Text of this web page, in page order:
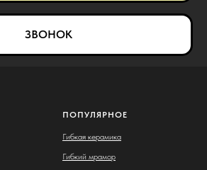
ЗВОНОК
ПОПУЛЯРНОЕ
Гибкая керамика
Гибкий мрамор